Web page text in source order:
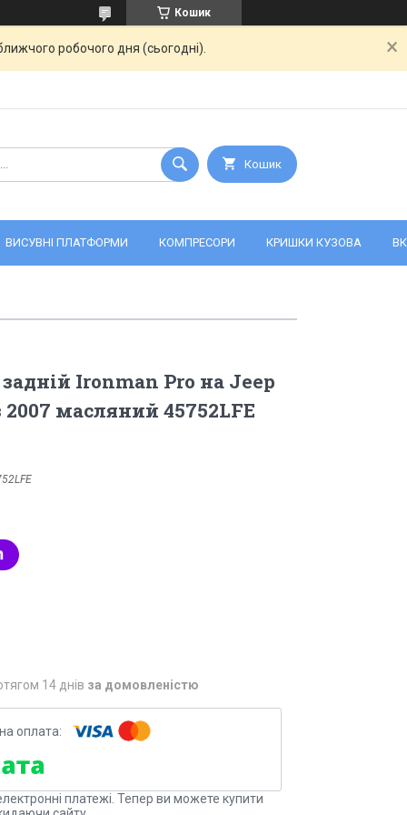
Кошик
робочого дня (сьогодні).
Кошик
ВИСУВНІ ПЛАТФОРМИ КОМПРЕСОРИ КРИШКИ КУЗОВА
Ironman Pro на Jeep
масляний 45752LFE
14 днів за домовленістю
платежі. Тепер ви можете купити